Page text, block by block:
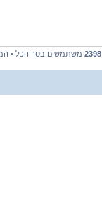
2398 משתמשים בסך הכל •